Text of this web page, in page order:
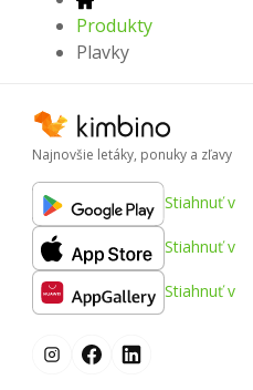
Produkty
Plavky
Najnovšie letáky, ponuky a zľavy
Stiahnuť v
Stiahnuť v
Stiahnuť v